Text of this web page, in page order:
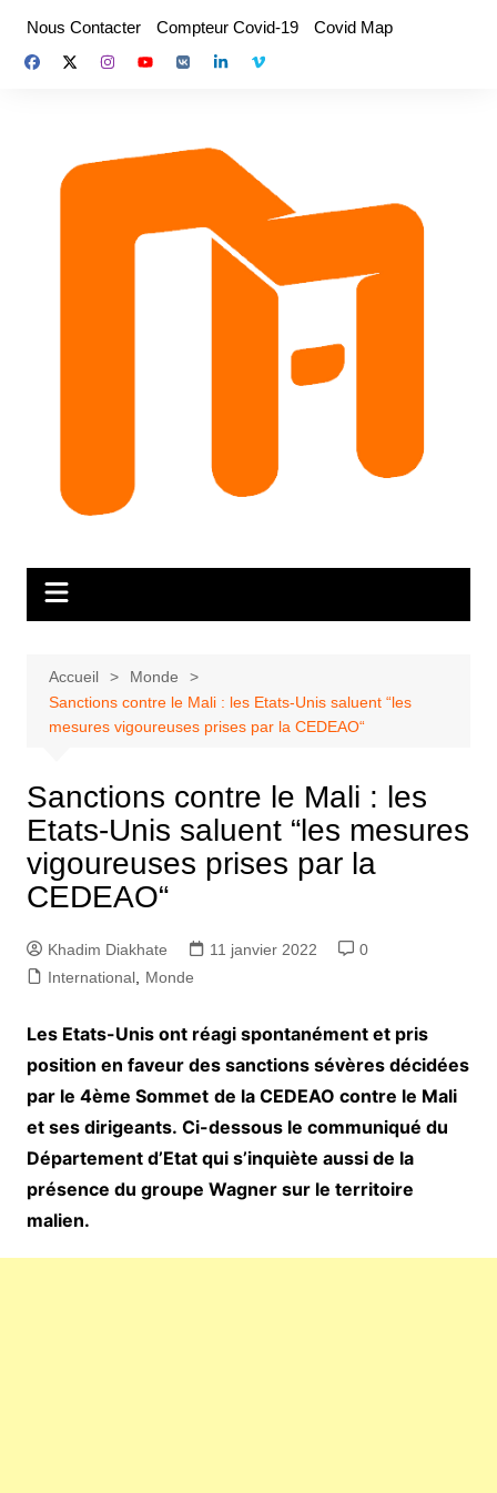
contenu
Nous Contacter Compteur Covid-19 Covid Map
Accueil
Monde
Sanctions contre le Mali : les Etats-Unis saluent “les
mesures vigoureuses prises par la CEDEAO“
Sanctions contre le Mali : les
Etats-Unis saluent “les mesures
vigoureuses prises par la
CEDEAO“
Khadim Diakhate 11 janvier 2022
0
International, Monde
Les Etats-Unis ont réagi spontanément et pris
position en faveur des sanctions sévères décidées
par le 4ème Sommet de la CEDEAO contre le Mali
et ses dirigeants. Ci-dessous le communiqué du
Département d’Etat qui s’inquiète aussi de la
présence du groupe Wagner sur le territoire
malien.